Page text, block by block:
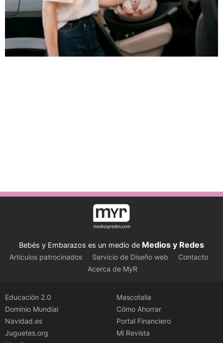
Bebés y Embarazos es un medio de Medios y Redes
Artículos patrocinados Servicio de Diseño web
Contacto
Acerca de MyR
Educación 2.0
Dominio Mundial
Navidad.es
Juguetes.org
Mascotalia
Cómo Ahorrar
Portal Financiero
Mi Revista